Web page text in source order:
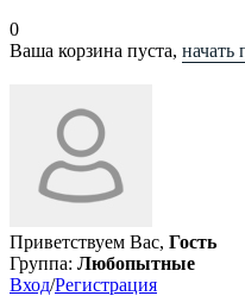
0
Ваша корзина пуста, начать
Приветствуем Вас, Гость
Группа: Любопытные
Вход/Регистрация